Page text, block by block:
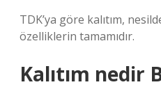
TDK’ya göre kalıtım,
özelliklerin tamamıdır.
Kalıtım nedir